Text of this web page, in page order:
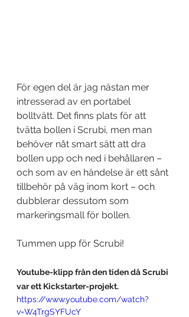
För egen del är jag nästan mer
intresserad av en portabel
bolltvätt. Det finns plats för att
tvätta bollen i Scrubi, men man
behöver nåt smart sätt att dra
bollen upp och ned i behållaren –
och som av en händelse är ett sånt
tillbehör på väg inom kort – och
dubblerar dessutom som
markeringsmall för bollen.
Tummen upp för Scrubi!
Youtube-klipp från den tiden då Scrubi
var ett Kickstarter-projekt.
https://www.youtube.com/watch?
v=W4TrgSYFUcY